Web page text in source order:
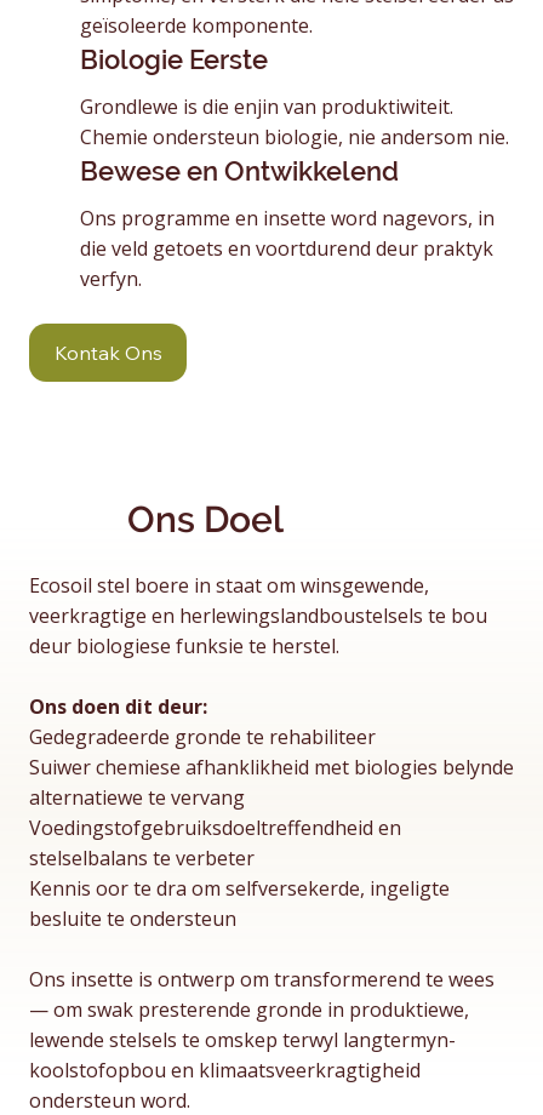
geïsoleerde komponente.
Grondlewe is die enjin van produktiwiteit.
Chemie ondersteun biologie, nie andersom nie.
Biologie Eerste
Ons programme en insette word nagevors, in
die veld getoets en voortdurend deur praktyk
verfyn.
Bewese en Ontwikkelend
Kontak Ons
Ons Doel
Ecosoil stel boere in staat om winsgewende,
veerkragtige en herlewingslandboustelsels te bou
deur biologiese funksie te herstel.
Ons doen dit deur:
Gedegradeerde gronde te rehabiliteer
Suiwer chemiese afhanklikheid met biologies belynde
alternatiewe te vervang
Voedingstofgebruiksdoeltreffendheid en
stelselbalans te verbeter
Kennis oor te dra om selfversekerde, ingeligte
besluite te ondersteun
Ons insette is ontwerp om transformerend te wees
— om swak presterende gronde in produktiewe,
lewende stelsels te omskep terwyl langtermyn-
koolstofopbou en klimaatsveerkragtigheid
ondersteun word.